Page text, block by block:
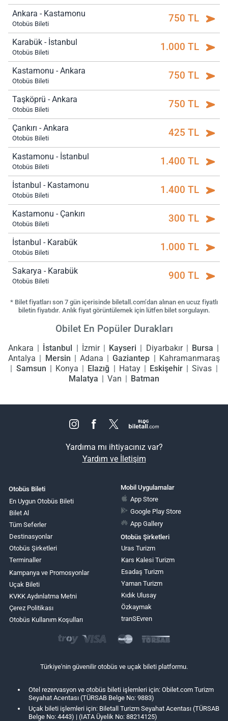
Ankara - Kastamonu
Otobüs Bileti 750 TL
Karabük - İstanbul
Otobüs Bileti 1.000 TL
Kastamonu - Ankara
Otobüs Bileti 750 TL
Taşköprü - Ankara
Otobüs Bileti 750 TL
Çankırı - Ankara
Otobüs Bileti 425 TL
Kastamonu - İstanbul
Otobüs Bileti 1.400 TL
İstanbul - Kastamonu
Otobüs Bileti 1.400 TL
Kastamonu - Çankırı
Otobüs Bileti 300 TL
İstanbul - Karabük
Otobüs Bileti 1.000 TL
Sakarya - Karabük
Otobüs Bileti 900 TL
* Bilet fiyatları son 7 gün içerisinde biletall.com’dan alınan en ucuz fiyatlı
biletin fiyatıdır. Anlık fiyat görüntülemek için lütfen bilet sorgulayın.
Obilet En Popüler Durakları
Ankara İstanbul İzmir Kayseri Diyarbakır
Bursa
Antalya
Mersin Adana Gaziantep
Kahramanmaraş
Samsun
Konya Elazığ Hatay Eskişehir
Sivas
Malatya
Van Batman
Yardıma mı ihtiyacınız var?
Yardım ve İletişim
Otobüs Bileti
En Uygun Otobüs Bileti
Bilet Al
Tüm Seferler
Destinasyonlar
Otobüs Şirketleri
Terminaller
Kampanya ve Promosyonlar
Uçak Bileti
KVKK Aydınlatma Metni
Çerez Politikası
Otobüs Kullanım Koşulları
Mobil Uygulamalar
App Store
Google Play Store
App Gallery
Otobüs Şirketleri
Uras Turizm
Kars Kalesi Turizm
Esadaş Turizm
Yaman Turizm
Kıdık Ulusay
Özkaymak
tranSEvren
Türkiye'nin güvenilir otobüs ve uçak bileti platformu.
Otel rezervasyon ve otobüs bileti işlemleri için: Obilet.com Turizm
Seyahat Acentası (TÜRSAB Belge No: 9883)
Uçak bileti işlemleri için: Biletall Turizm Seyahat Acentası (TÜRSAB
Belge No: 4443) | (IATA Üyelik No: 88214125)